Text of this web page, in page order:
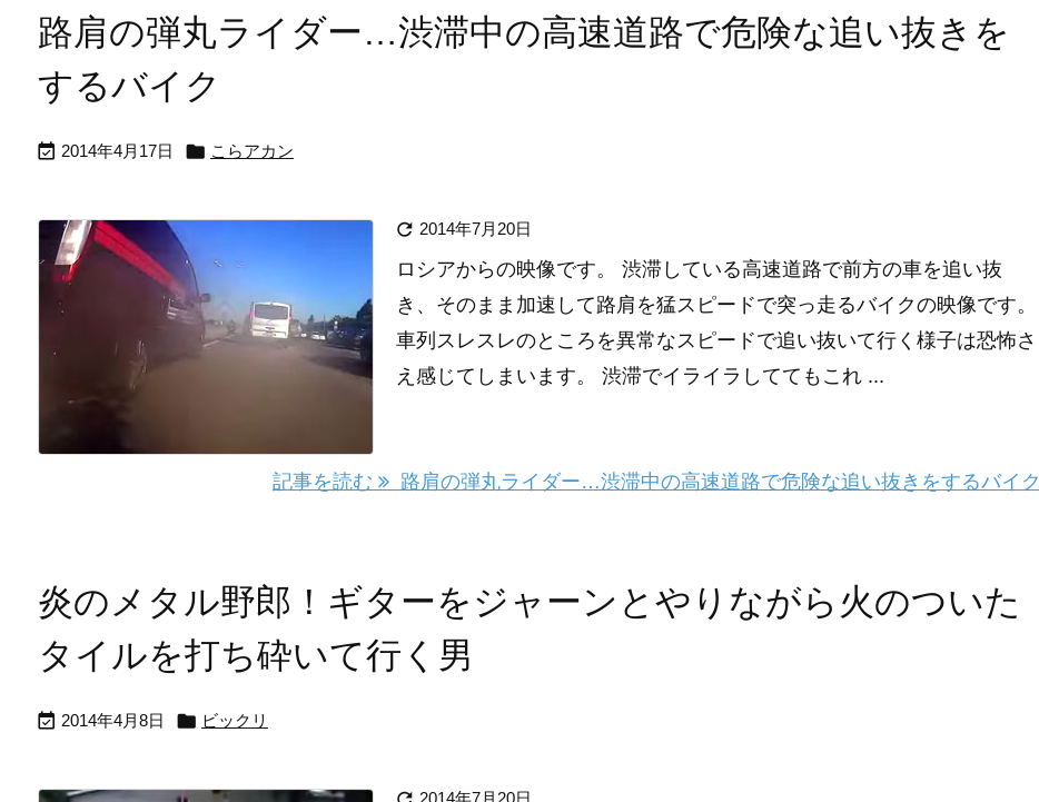
路肩の弾丸ライダー…渋滞中の高速道路で危険な追い抜きを
するバイク
 2014年4月17日  こらアカン
 2014年7月20日
ロシアからの映像です。 渋滞している高速道路で前方の車を追い抜
き、そのまま加速して路肩を猛スピードで突っ走るバイクの映像です。
車列スレスレのところを異常なスピードで追い抜いて行く様子は恐怖さ
え感じてしまいます。 渋滞でイライラしててもこれ ...
記事を読む 路肩の弾丸ライダー…渋滞中の高速道路で危険な追い抜きをするバイク
炎のメタル野郎！ギターをジャーンとやりながら火のついた
タイルを打ち砕いて行く男
 2014年4月8日  ビックリ
2014年7月20日